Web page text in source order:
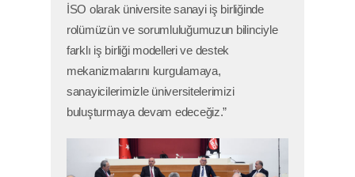
İSO olarak üniversite sanayi iş birliğinde
rolümüzün ve sorumluluğumuzun bilinciyle
farklı iş birliği modelleri ve destek
mekanizmalarını kurgulamaya,
sanayicilerimizle üniversitelerimizi
buluşturmaya devam edeceğiz.”